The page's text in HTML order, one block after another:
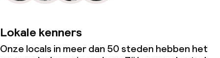
Lokale kenners
Onze locals in meer dan 50 steden hebben het